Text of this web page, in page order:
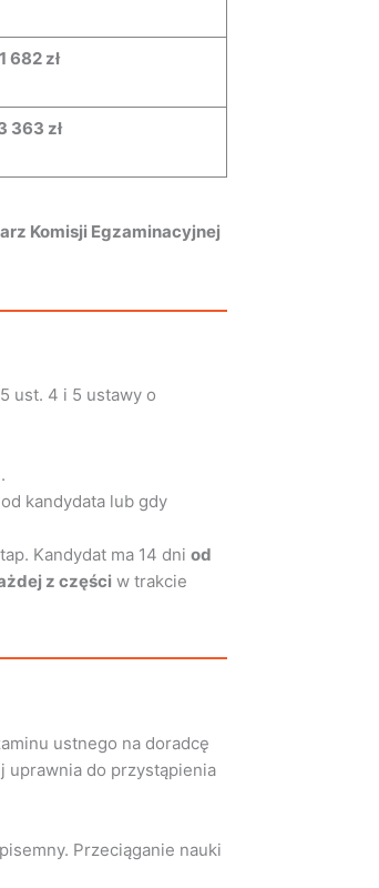
1 682 zł
363 zł
Komisji Egzaminacyjnej
ust. 4 i 5 ustawy o
kandydata lub gdy
Kandydat ma 14 dni od
z części w trakcie
ustnego na doradcę
uprawnia do przystąpienia
Przeciąganie nauki